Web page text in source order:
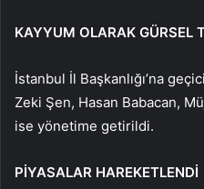
KAYYUM OLARAK GÜRSEL
İstanbul İl Başkanlığı’na
Zeki Şen, Hasan Babacan,
ise yönetime getirildi.
PİYASALAR HAREKETLENDİ